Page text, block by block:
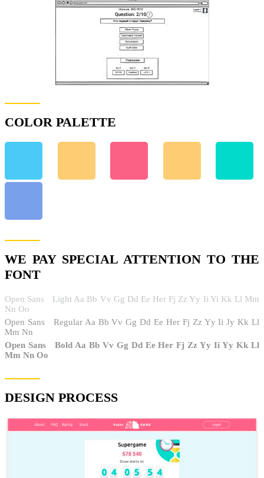
COLOR PALETTE
WE PAY SPECIAL ATTENTION TO THE
FONT
Open Sans
Light Aa Bb Vv Gg Dd Ee Her Fj Zz Yy Ii Yi Kk Ll Mm
Nn ​​Oo
Open Sans
Regular Aa Bb Vv Gg Dd Ee Her Fj Zz Yy Ii Jy Kk Ll
Mm Nn
Open Sans
Bold Aa Bb Vv Gg Dd Ee Her Fj Zz Yy Ii Yy Kk Ll
Mm Nn ​​Oo
DESIGN PROCESS